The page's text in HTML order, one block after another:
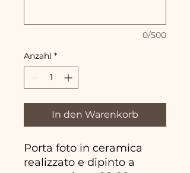
0/500
Anzahl *
In den Warenkorb
Porta foto in ceramica
realizzato e dipinto a